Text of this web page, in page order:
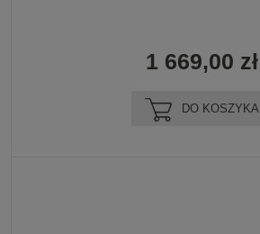
1 669,00 zł
DO KOSZYKA